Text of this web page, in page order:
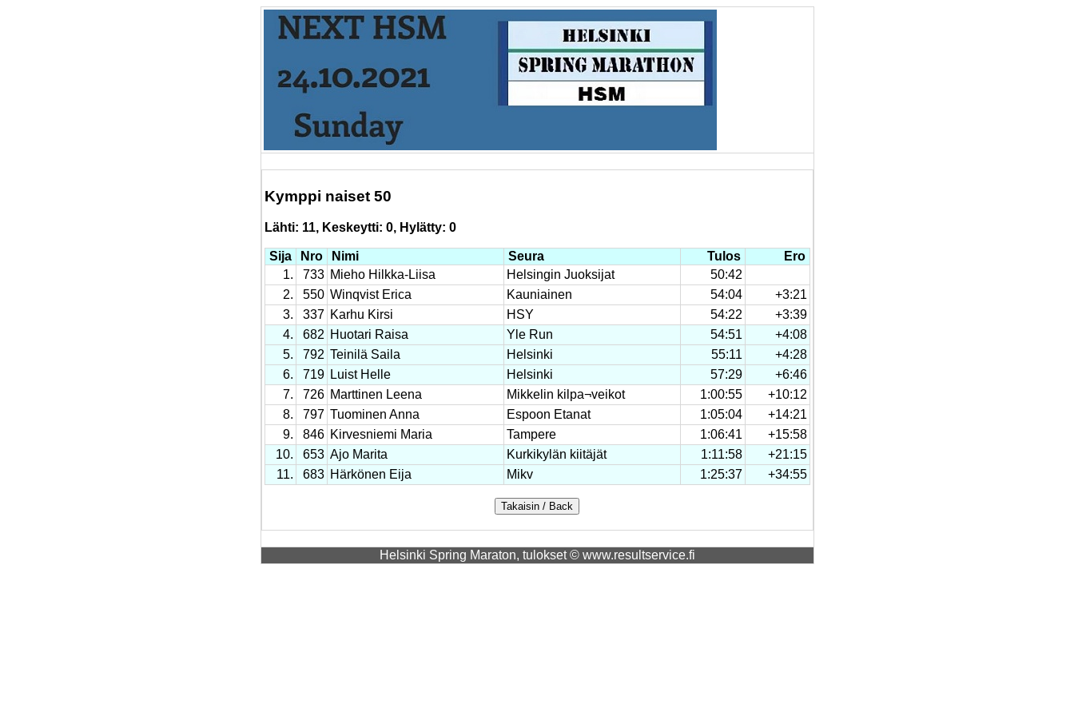
Kymppi naiset 50
Lähti: 11, Keskeytti: 0, Hylätty: 0
Sija Nro Nimi Seura Tulos
Ero
1.
733 Mieho Hilkka-Liisa Helsingin Juoksijat
50:42
2.
550 Winqvist Erica Kauniainen 54:04
+3:21
3.
337 Karhu Kirsi HSY 54:22
+3:39
4.
682 Huotari Raisa Yle Run 54:51
+4:08
5.
792 Teinilä Saila Helsinki 55:11
+4:28
6.
719 Luist Helle Helsinki 57:29
+6:46
7.
726 Marttinen Leena Mikkelin kilpa¬veikot 1:00:55
+10:12
8.
797 Tuominen Anna Espoon Etanat 1:05:04
+14:21
9.
846 Kirvesniemi Maria Tampere 1:06:41
+15:58
10.
653 Ajo Marita Kurkikylän kiitäjät 1:11:58
+21:15
11.
683 Härkönen Eija Mikv 1:25:37 +34:55
Helsinki Spring Maraton, tulokset © www.resultservice.fi